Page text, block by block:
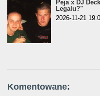
Peja x DJ
Legalu?"
2026-11-21
Komentowane: